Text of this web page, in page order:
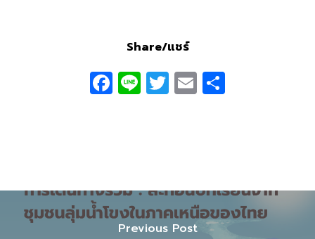
Share/แชร์
Facebook
LineTwitter
Email
Previous Post